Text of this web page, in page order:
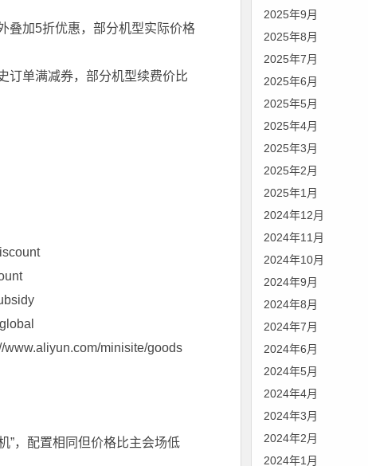
叠加5折优惠，部分机型实际价格
订单满减券，部分机型续费价比
www.aliyun.com/minisite/goods
”，配置相同但价格比主会场低
2025年9月
2025年8月
2025年7月
2025年6月
2025年5月
2025年4月
2025年3月
2025年2月
2025年1月
2024年12月
2024年11月
2024年10月
2024年9月
2024年8月
2024年7月
2024年6月
2024年5月
2024年4月
2024年3月
2024年2月
2024年1月